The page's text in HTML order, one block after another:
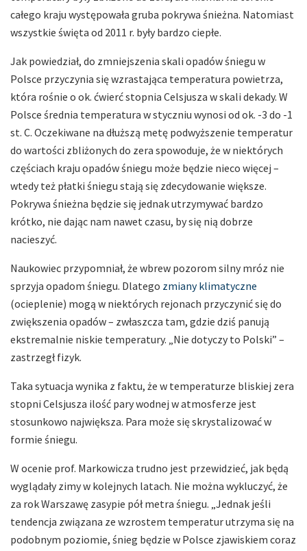
całego kraju występowała gruba pokrywa śnieżna. Natomiast
wszystkie święta od 2011 r. były bardzo ciepłe.
Jak powiedział, do zmniejszenia skali opadów śniegu w
Polsce przyczynia się wzrastająca temperatura powietrza,
która rośnie o ok. ćwierć stopnia Celsjusza w skali dekady. W
Polsce średnia temperatura w styczniu wynosi od ok. -3 do -1
st. C. Oczekiwane na dłuższą metę podwyższenie temperatur
do wartości zbliżonych do zera spowoduje, że w niektórych
częściach kraju opadów śniegu może będzie nieco więcej –
wtedy też płatki śniegu stają się zdecydowanie większe.
Pokrywa śnieżna będzie się jednak utrzymywać bardzo
krótko, nie dając nam nawet czasu, by się nią dobrze
nacieszyć.
Naukowiec przypomniał, że wbrew pozorom silny mróz nie
sprzyja opadom śniegu. Dlatego zmiany klimatyczne
(ocieplenie) mogą w niektórych rejonach przyczynić się do
zwiększenia opadów – zwłaszcza tam, gdzie dziś panują
ekstremalnie niskie temperatury. „Nie dotyczy to Polski” –
zastrzegł fizyk.
Taka sytuacja wynika z faktu, że w temperaturze bliskiej zera
stopni Celsjusza ilość pary wodnej w atmosferze jest
stosunkowo największa. Para może się skrystalizować w
formie śniegu.
W ocenie prof. Markowicza trudno jest przewidzieć, jak będą
wyglądały zimy w kolejnych latach. Nie można wykluczyć, że
za rok Warszawę zasypie pół metra śniegu. „Jednak jeśli
tendencja związana ze wzrostem temperatur utrzyma się na
podobnym poziomie, śnieg będzie w Polsce zjawiskiem coraz